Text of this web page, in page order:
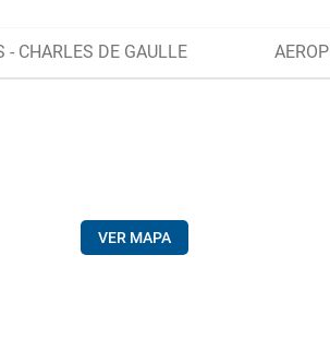
- CHARLES DE GAULLE
VER MAPA